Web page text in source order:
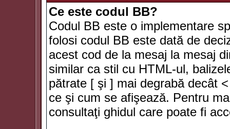
Ce este codul BB?
Codul BB este o implementare
folosi codul BB este dată de
acest cod de la mesaj la mesaj
similar ca stil cu HTML-ul,
pătrate [ şi ] mai degrabă decât
ce şi cum se afişează. Pentru
consultaţi ghidul care poate fi